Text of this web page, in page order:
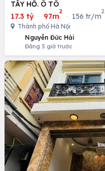
TÂY HỒ. Ô TÔ
17.3 tỷ · 97m
2
· 156 tr/m
2
Thành phố Hà Nội
Nguyễn Đức Hải
Đăng 5 giờ trước